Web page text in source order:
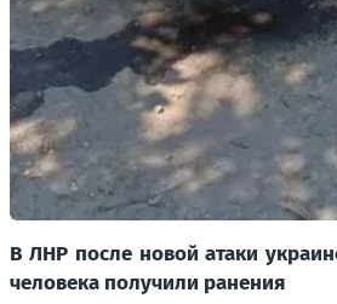
В ЛНР после новой атаки
человека получили ранения